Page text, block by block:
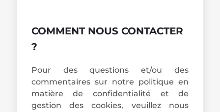
COMMENT NOUS CONTACTER
?
Pour des questions et/ou des
commentaires sur notre politique en
matière de confidentialité et de
gestion des cookies, veuillez nous